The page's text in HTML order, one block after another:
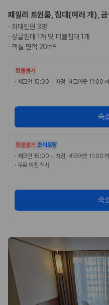
Q. 제주 렌트카 최저가는 무엇을
Q. 제주공항 근처 렌트카도 비교
Q. 제주 렌트카 가격비교 시 보
Q. 가족 여행에는 어떤 제주 렌
제주도 렌트카 실시간 최저가
패밀리 트윈룸, 침대(여러 개),
· 최대인원 3명
·싱글침대 1개 및 더블침대 1개
·객실 면적 20m²
환불불가
· 체크인 15:00 ~ 자정, 체크아웃 11:00 까
숙
환불불가 조식포함
· 체크인 15:00 ~ 자정, 체크아웃 11:00 까
· 무료 아침 식사
숙